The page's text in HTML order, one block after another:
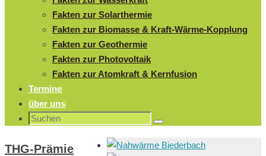
Fakten zur Solarthermie
Fakten zur Biomasse & Kraft-Wärme-Kopplung
Fakten zur Geothermie
Fakten zur Photovoltaik
Fakten zur Atomkraft & Kernfusion
Termine
über uns
Suchen
Suchen
THG-Prämie